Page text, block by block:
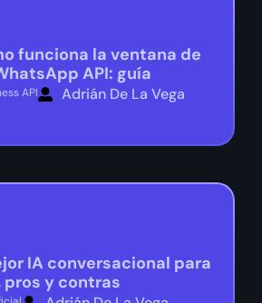
funciona la ventana de
API: guía
API Adrián De La Vega
IA conversacional para
pros y contras